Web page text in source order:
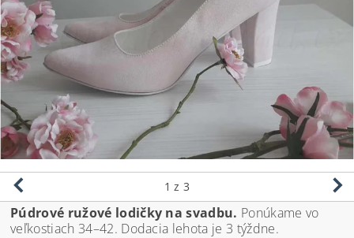
1 z 3
Púdrové ružové lodičky na svadbu. Ponúkame vo
veľkostiach 34–42. Dodacia lehota je 3 týždne.